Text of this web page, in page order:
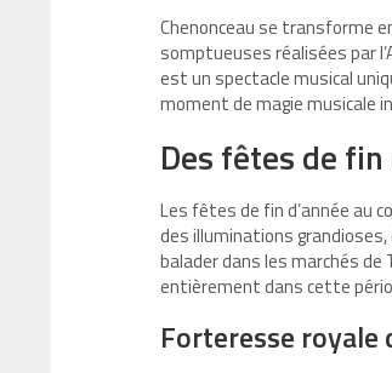
Chenonceau se transforme
somptueuses réalisées par
est un spectacle musical
moment de magie musicale
Des fêtes de
Les fêtes de fin d’année au
des illuminations
balader dans les marchés de
entièrement dans cette
Forteresse royale